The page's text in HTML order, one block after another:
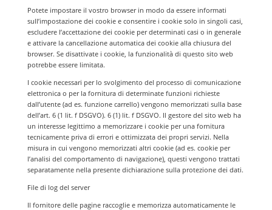
Potete impostare il vostro browser in modo da essere informati
sull’impostazione dei cookie e consentire i cookie solo in singoli casi,
escludere l’accettazione dei cookie per determinati casi o in generale
e attivare la cancellazione automatica dei cookie alla chiusura del
browser. Se disattivate i cookie, la funzionalità di questo sito web
potrebbe essere limitata.
I cookie necessari per lo svolgimento del processo di comunicazione
elettronica o per la fornitura di determinate funzioni richieste
dall’utente (ad es. funzione carrello) vengono memorizzati sulla base
dell’art. 6 (1 lit. f DSGVO). 6 (1) lit. f DSGVO. Il gestore del sito web ha
un interesse legittimo a memorizzare i cookie per una fornitura
tecnicamente priva di errori e ottimizzata dei propri servizi. Nella
misura in cui vengono memorizzati altri cookie (ad es. cookie per
l’analisi del comportamento di navigazione), questi vengono trattati
separatamente nella presente dichiarazione sulla protezione dei dati.
File di log del server
Il fornitore delle pagine raccoglie e memorizza automaticamente le